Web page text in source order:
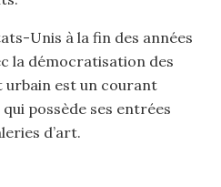
Unis à la fin des années
la démocratisation des
urbain est un courant
possède ses entrées
d’art.